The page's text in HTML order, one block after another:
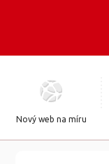
Nový web na míru